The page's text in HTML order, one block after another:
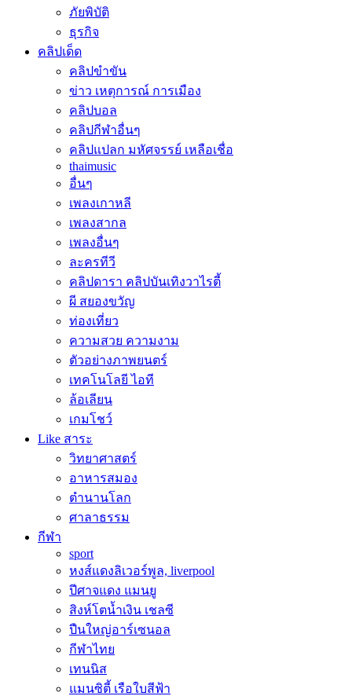
ภัยพิบัติ
ธุรกิจ
คลิปเด็ด
คลิปขำขัน
ข่าว เหตุการณ์ การเมือง
คลิปบอล
คลิปกีฬาอื่นๆ
คลิปแปลก มหัศจรรย์ เหลือเชื่อ
thaimusic
อื่นๆ
เพลงเกาหลี
เพลงสากล
เพลงอื่นๆ
ละครทีวี
คลิปดารา คลิปบันเทิงวาไรตี้
ผี สยองขวัญ
ท่องเที่ยว
ความสวย ความงาม
ตัวอย่างภาพยนตร์
เทคโนโลยี ไอที
ล้อเลียน
เกมโชว์
Like สาระ
วิทยาศาสตร์
อาหารสมอง
ตำนานโลก
ศาลาธรรม
กีฬา
sport
หงส์แดงลิเวอร์พูล, liverpool
ปีศาจแดง แมนยู
สิงห์โตน้ำเงิน เชลซี
ปืนใหญ่อาร์เซนอล
กีฬาไทย
เทนนิส
แมนซิตี้ เรือใบสีฟ้า